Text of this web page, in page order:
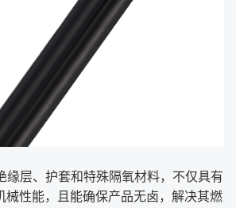
缘层、护套和特殊隔氧材料，不仅具有
械性能，且能确保产品无卤，解决其燃